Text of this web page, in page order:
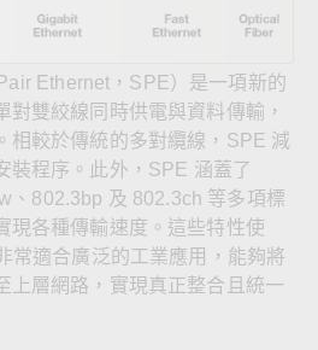
Ethernet，SPE）是一項新的
對雙絞線同時供電與資料傳輸，
相較於傳統的多對纜線，SPE 減
裝程序。此外，SPE 涵蓋了
、802.3bp 及 802.3ch 等多項標
現各種傳輸速度。這些特性使
常適合廣泛的工業應用，能夠將
上層網路，實現真正整合且統一